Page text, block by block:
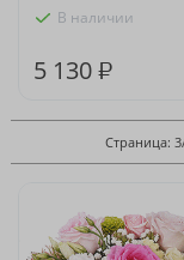
В наличии
5 130 ₽
Страница: